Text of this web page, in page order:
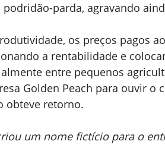
parda, agravando
os preços pagos
a rentabilidade e
entre pequenos
Golden Peach para ouvir o
obteve retorno.
um nome fictício para o